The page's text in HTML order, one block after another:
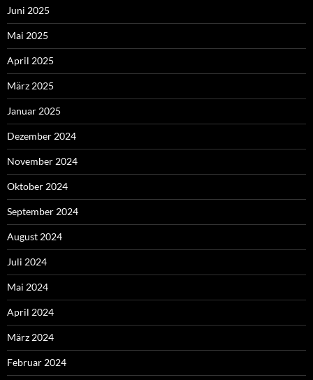
Juni 2025
Mai 2025
April 2025
März 2025
Januar 2025
Dezember 2024
November 2024
Oktober 2024
September 2024
August 2024
Juli 2024
Mai 2024
April 2024
März 2024
Februar 2024